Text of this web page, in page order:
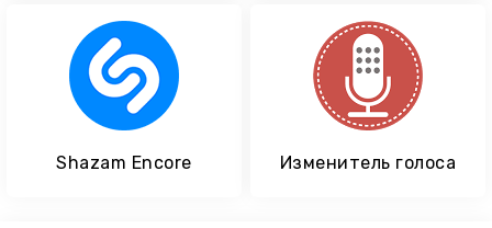
Shazam Encore Изменитель голоса